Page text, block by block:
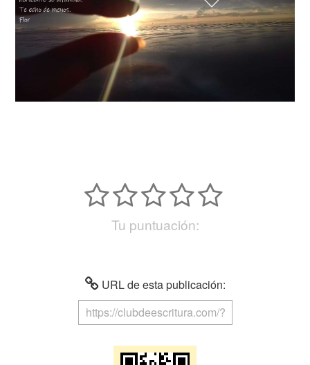
Tu puntuación:
URL de esta publicación: